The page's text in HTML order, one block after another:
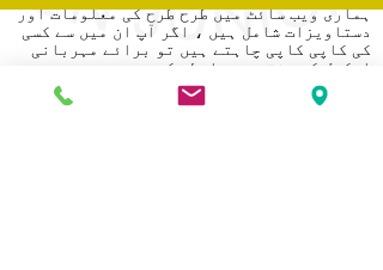
ہماری ویب سائٹ میں طرح طرح کی معلومات اور
دستاویزات شامل ہیں ، اگر آپ ان میں سے کسی
کی کاپی کاپی چاہتے ہیں تو برائے مہربانی
اسکول کے دفتر سے رابطہ کریں۔